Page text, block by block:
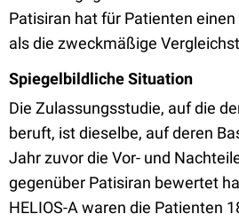
Patisiran hat für Patienten
als die zweckmäßige
Spiegelbildliche Situation
Die Zulassungsstudie, auf die
beruft, ist dieselbe, auf deren
Jahr zuvor die Vor- und
gegenüber Patisiran bewertet
HELIOS-A waren die Patienten